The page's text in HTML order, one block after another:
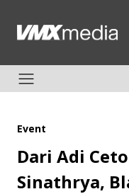
Event
Dari Adi
Sinathrya,